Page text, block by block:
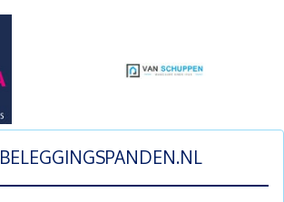
BELEGGINGSPANDEN.NL